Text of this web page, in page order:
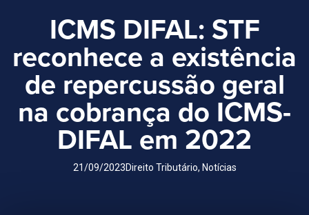
ICMS DIFAL: STF
reconhece a existência
de repercussão geral
na cobrança do ICMS-
DIFAL em 2022
21/09/2023Direito Tributário, Notícias